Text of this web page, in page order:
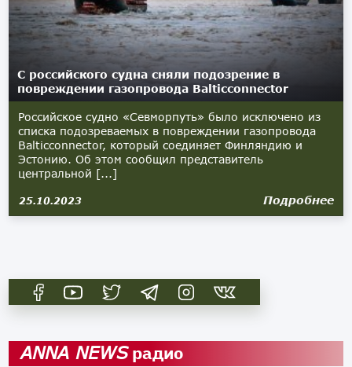
С российского судна сняли подозрение в
повреждении газопровода Balticconnector
Российское судно «Севморпуть» было исключено из
списка подозреваемых в повреждении газопровода
Balticconnector, который соединяет Финляндию и
Эстонию. Об этом сообщил представитель
центральной [...]
25.10.2023 Подробнее
ANNA NEWSрадио